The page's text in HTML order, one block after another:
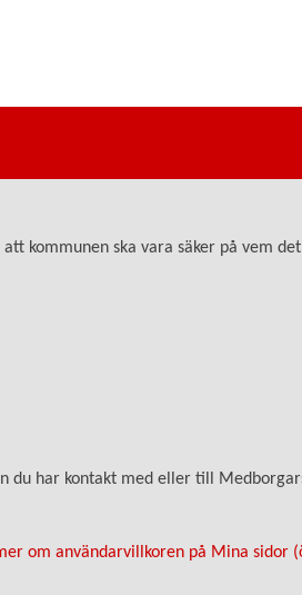
kommunen ska vara säker på vem
du har kontakt med eller till
om användarvillkoren på Mina sidor